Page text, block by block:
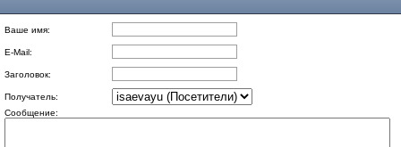
Ваше имя:
E-Mail:
Заголовок:
Получатель:
Сообщение: